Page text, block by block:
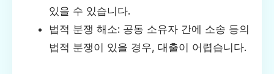
있을 수 있습니다.
법적 분쟁 해소: 공동 소유자 간에 소송 등의
법적 분쟁이 있을 경우, 대출이 어렵습니다.